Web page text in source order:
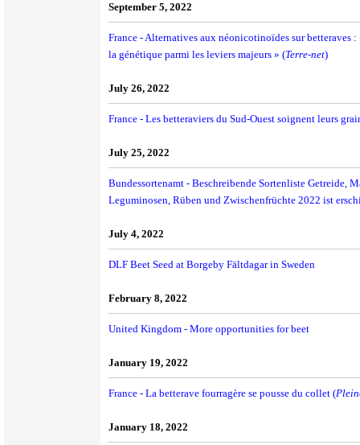
September 5, 2022
France - Alternatives aux néonicotinoïdes sur betteraves
la génétique parmi les leviers majeurs » (Terre-net)
July 26, 2022
France - Les betteraviers du Sud-Ouest soignent leurs
July 25, 2022
Bundessortenamt - Beschreibende Sortenliste Getreide,
Leguminosen, Rüben und Zwischenfrüchte 2022 ist
July 4, 2022
DLF Beet Seed at Borgeby Fältdagar in Sweden
February 8, 2022
United Kingdom - More opportunities for beet
January 19, 2022
France - La betterave fourragère se pousse du collet (
January 18, 2022